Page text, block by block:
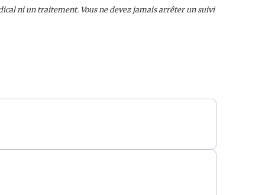
ni un traitement. Vous ne devez jamais arrêter un suivi